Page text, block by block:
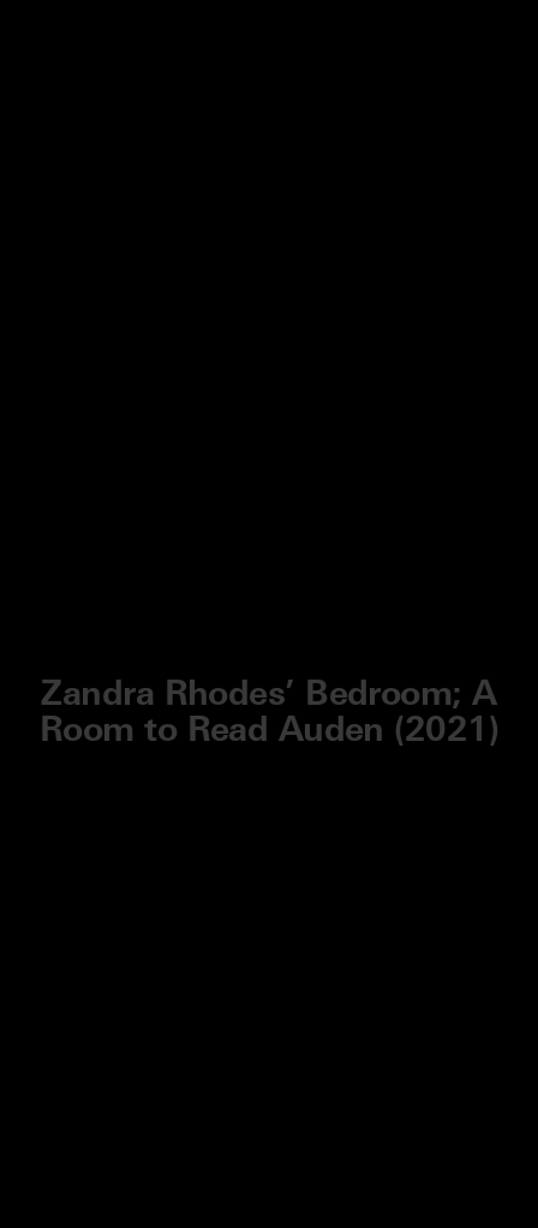
Zandra Rhodes’ Bedroom; A
Room to Read Auden (2021)